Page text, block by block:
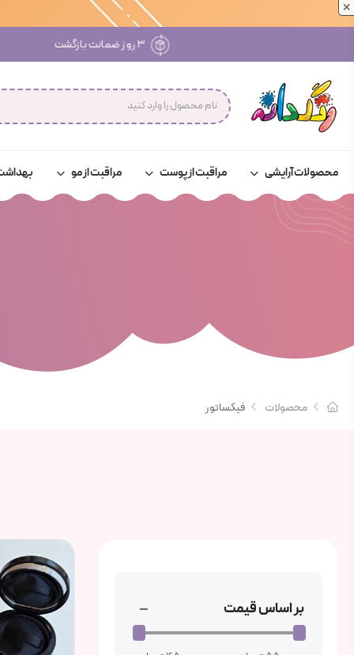
×
محصولات آرایشی مراقبت از پوست مراقبت از مو
محصولات فیکساتور
بر اساس قیمت